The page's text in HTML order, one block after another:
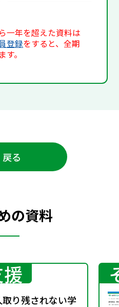
一年を超えた資料は
登録をすると、全期
。
戻る
の資料
取り残されない学